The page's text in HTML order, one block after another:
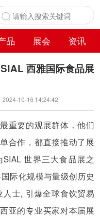
品 展会
资讯
西雅国际食品展
2024-10-16 14:24:42
重要的观展群体，他们
合作，都直接推动了展
世界三大食品展之
际化规模与量级创历史
人士, 引爆全球食饮贸易
亚的专业买家对本届展